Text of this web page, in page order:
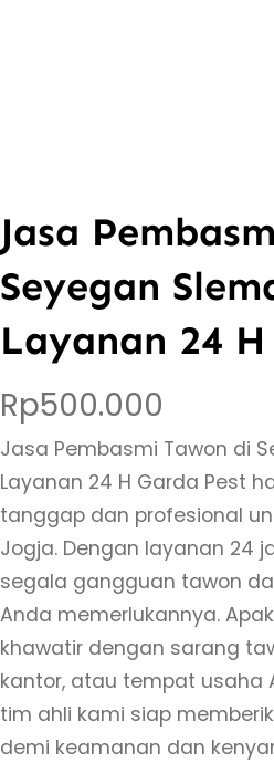
Jasa
Seyegan
Layanan 24 H
Rp500.000
Jasa Pembasmi Tawon di
Layanan 24 H Garda Pest
tanggap dan profesional
Jogja. Dengan layanan 24
segala gangguan tawon
Anda memerlukannya.
khawatir dengan sarang
kantor, atau tempat usaha
tim ahli kami siap
demi keamanan dan